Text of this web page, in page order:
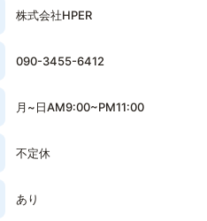
株式会社HPER
090-3455-6412
月~日AM9:00~PM11:00
不定休
あり